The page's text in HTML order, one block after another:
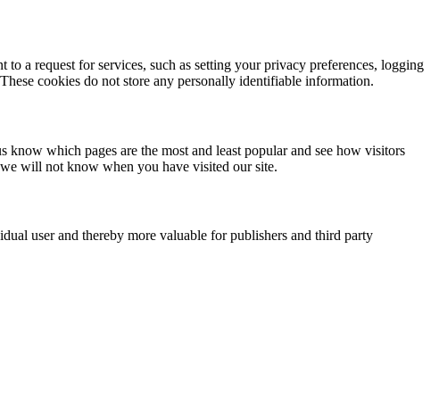
a request for services, such as setting your privacy preferences, logging
cookies do not store any personally identifiable information.
which pages are the most and least popular and see how visitors
will not know when you have visited our site.
user and thereby more valuable for publishers and third party